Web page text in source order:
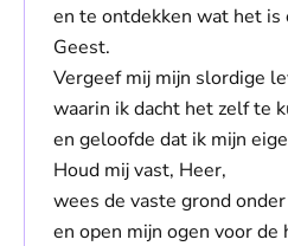
en te ontdekken wat het
Geest.
Vergeef mij mijn slordige
waarin ik dacht het zelf te
en geloofde dat ik mijn
Houd mij vast, Heer,
wees de vaste grond
en open mijn ogen voor de